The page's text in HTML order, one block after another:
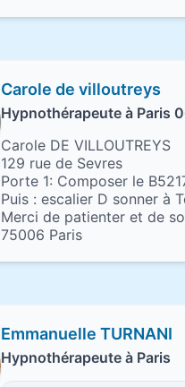
Carole de villoutreys
Hypnothérapeute à Paris
Carole DE VILLOUTREYS
129 rue de Sevres
Porte 1: Composer le
Puis : escalier D sonner à
Merci de patienter et de
75006 Paris
Emmanuelle TURNANI
Hypnothérapeute à Paris